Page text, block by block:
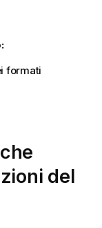
formati
del